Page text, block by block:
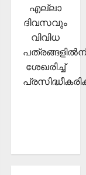
എല്ലാ
ദിവസവും
വിവിധ
ശേഖരിച്ച്